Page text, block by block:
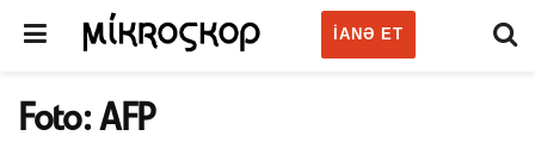
IANƏ ET
Foto: AFP